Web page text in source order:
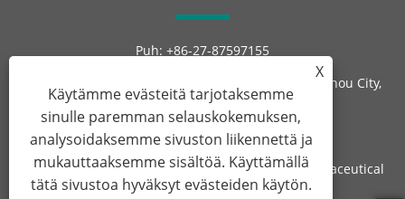
Puh: +86-27-87597155
Gedian Economic Development District, E-zhou City,
Hubei, Kiina.
Copyright © 2022 Hubei Gedian Humanwell Pharmaceutical
Co., Ltd. Kaikki oikeudet pidätetään
X
Käytämme evästeitä tarjotaksemme
sinulle paremman selauskokemuksen,
analysoidaksemme sivuston liikennettä ja
mukauttaaksemme sisältöä. Käyttämällä
tätä sivustoa hyväksyt evästeiden käytön.